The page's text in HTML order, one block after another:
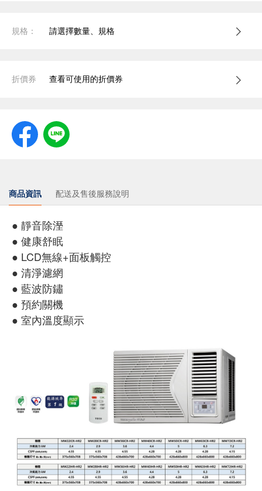
規格： 請選擇數量、規格
折價券 查看可使用的折價券
商品資訊 配送及售後服務說明
● 靜音除溼
● 健康舒眠
● LCD無線+面板觸控
● 清淨濾網
● 藍波防鏽
● 預約關機
● 室內溫度顯示